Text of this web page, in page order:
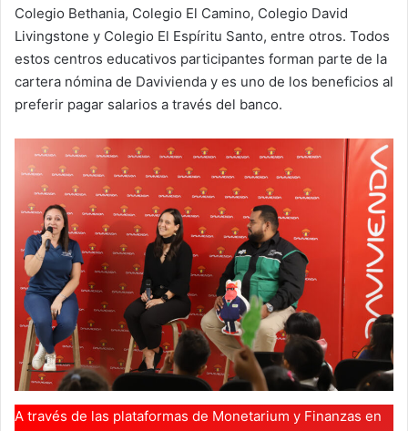
Colegio Bethania, Colegio El Camino, Colegio David
Livingstone y Colegio El Espíritu Santo, entre otros. Todos
estos centros educativos participantes forman parte de la
cartera nómina de Davivienda y es uno de los beneficios al
preferir pagar salarios a través del banco.
A través de las plataformas de Monetarium y Finanzas en